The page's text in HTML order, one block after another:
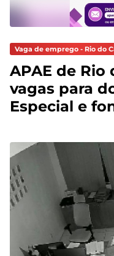
Vaga de emprego - Rio do
APAE de Rio
vagas para
Especial e